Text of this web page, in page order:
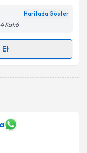
Haritada Göster
Kat:6
Et
almanız için bir